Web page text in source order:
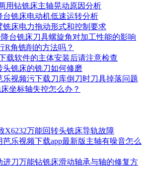
用钻铣床主轴晃动原因分析
台铣床电动机低速运转分析
铣床电力拖动形式和控制要求
台铣床刀具螺旋角对加工性能的影响
铣削的方法吗？
载软件的主体安装后请注意检查
头铣床的铣刀如何修磨
乐视频污下载刀库倒刀时刀具掉落问题
坐标轴失控怎么办？
X6232万能回转头铣床导轨故障
芭乐视频下载app最新版主轴有噪音怎么
进刀万能钻铣床滑动轴承与轴的修复方